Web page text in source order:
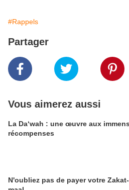
#Rappels
Partager
Vous aimerez aussi
La Da‘wah : une œuvre aux
récompenses
N'oubliez pas de payer votre